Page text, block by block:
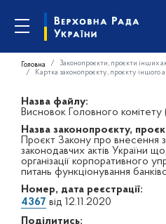
Головна Законопроєкти, проєкти інших
Картка законопроєкту, проєкту іншого
Назва файлу:
Висновок Головного
Назва законопроєкту,
Проєкт Закону про внесення
законодавчих актів України
організації корпоративного
питань функціонування
Номер, дата реєстрації:
4367 від 12.11.2020
Поділитись: